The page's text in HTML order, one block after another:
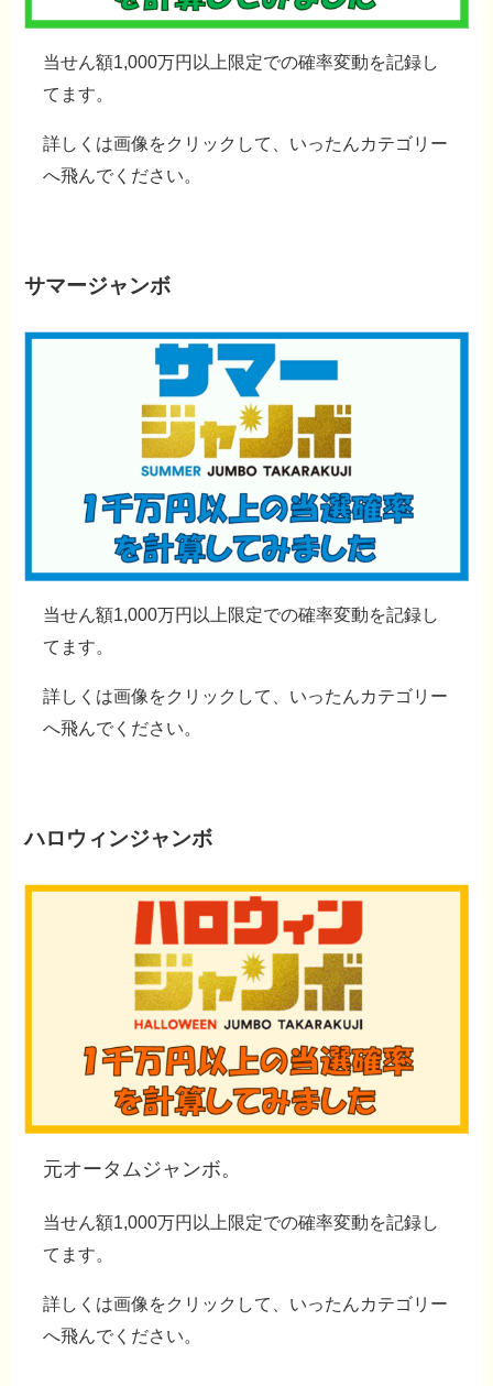
当せん額1,000万円以上限定での確率変動を記録し
てます。
詳しくは画像をクリック して、いったんカテゴリー
へ飛んでください。
サマージャンボ
当せん額1,000万円以上限定での確率変動を記録し
てます。
詳しくは画像をクリック して、いったんカテゴリー
へ飛んでください。
ハロウィンジャンボ
元オータムジャンボ。
当せん額1,000万円以上限定での確率変動を記録し
てます。
詳しくは画像をクリック して、いったんカテゴリー
へ飛んでください。